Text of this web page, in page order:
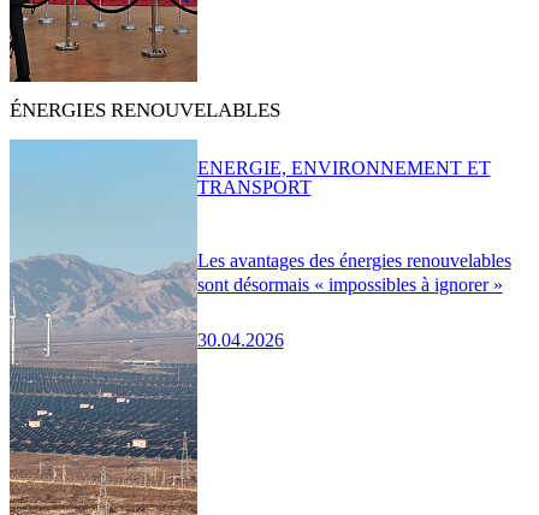
ÉNERGIES RENOUVELABLES
Les avantages des énergies renouvelables
sont désormais « impossibles à ignorer »
30.04.2026
ENERGIE, ENVIRONNEMENT ET
TRANSPORT